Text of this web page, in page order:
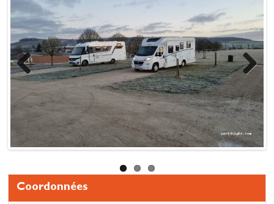
Previous Next
Coordonnées